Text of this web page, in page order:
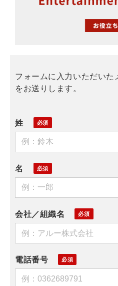
フォームに入力いただい
をお送りします。
姓
名
会社／組織名
電話番号